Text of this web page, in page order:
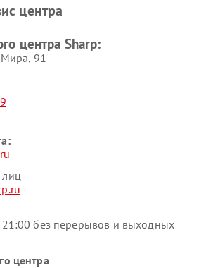
центра
центра Sharp:
Мира, 91
без перерывов и выходных
центра